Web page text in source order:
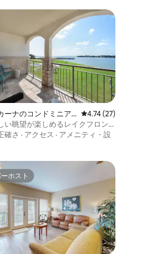
中4.75つ星の平均評価
ーナのコンドミニア
レビュー27件、5つ
4.74 (27)
い眺望が楽しめるレイクフロン
！
確さ · アクセス · アメニティ・設
ホスト
ホスト